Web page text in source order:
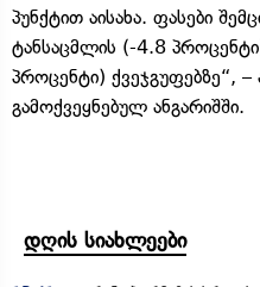
პუნქტით აისახა. ფასები
ტანსაცმლის (-4.8
პროცენტი) ქვეჯგუფებზე“, –
გამოქვეყნებულ ანგარიშში.
დღის სიახლეები